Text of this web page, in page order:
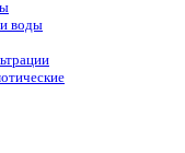
воды